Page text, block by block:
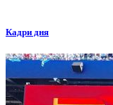
Кадри дня